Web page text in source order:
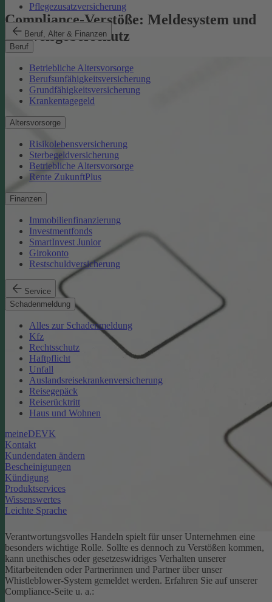
Pflegezusatzversicherung
Beruf, Alter & Finanzen
Beruf
Betriebliche Altersvorsorge
Berufsunfähigkeitsversicherung
Grundfähigkeitsversicherung
Krankentagegeld
Altersvorsorge
Risikolebensversicherung
Sterbegeldversicherung
Betriebliche Altersvorsorge
Rente ZukunftPlus
Finanzen
Immobilienfinanzierung
Investmentfonds
SmartInvest Junior
Girokonto
Restschuldversicherung
Service
Schadenmeldung
Alles zur Schadenmeldung
Kfz
Rechtsschutz
Haftpflicht
Unfall
Auslandsreisekrankenversicherung
Reisegepäck
Reiserücktritt
Haus und Wohnen
meineDEVK
Kontakt
Kundendaten ändern
Bescheinigungen
Kündigung
Produktservices
Wissenswertes
Leichte Sprache
Compliance-Verstöße: Meldesystem und
Hinweisgeberschutz
Verantwortungsvolles Handeln spielt für unser Unternehmen eine
besonders wichtige Rolle. Sollte es dennoch zu Verstößen kommen,
kann unethisches oder gesetzeswidriges Verhalten unserer
Mitarbeitenden oder Partnerinnen und Partner über unser
Whistleblower-System gemeldet werden. Erfahren Sie auf unserer
Compliance-Seite u. a.: